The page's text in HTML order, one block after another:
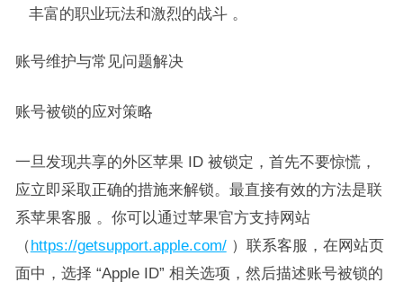
丰富的职业玩法和激烈的战斗 。​
账号维护与常见问题解决​
账号被锁的应对策略​
一旦发现共享的外区苹果 ID 被锁定，首先不要惊慌，
应立即采取正确的措施来解锁。最直接有效的方法是联
系苹果客服 。你可以通过苹果官方支持网站
（https://getsupport.apple.com/）联系客服，在网站页
面中，选择 “Apple ID” 相关选项，然后描述账号被锁的